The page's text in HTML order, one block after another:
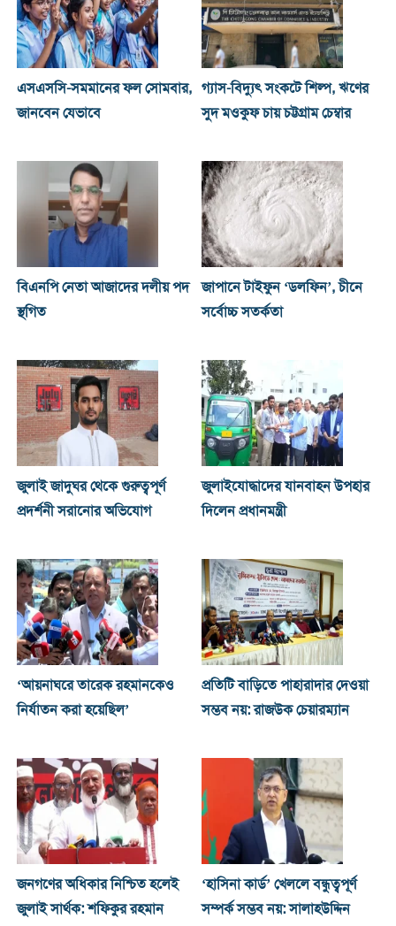
এসএসসি-সমমানের ফল সোমবার,
জানবেন যেভাবে
গ্যাস-বিদ্যুৎ সংকটে শিল্প, ঋণের
সুদ মওকুফ চায় চট্টগ্রাম চেম্বার
বিএনপি নেতা আজাদের দলীয় পদ
স্থগিত
জাপানে টাইফুন ‘ডলফিন’, চীনে
সর্বোচ্চ সতর্কতা
জুলাই জাদুঘর থেকে গুরুত্বপূর্ণ
প্রদর্শনী সরানোর অভিযোগ
জুলাইযোদ্ধাদের যানবাহন উপহার
দিলেন প্রধানমন্ত্রী
‘আয়নাঘরে তারেক রহমানকেও
নির্যাতন করা হয়েছিল’
প্রতিটি বাড়িতে পাহারাদার দেওয়া
সম্ভব নয়: রাজউক চেয়ারম্যান
জনগণের অধিকার নিশ্চিত হলেই
জুলাই সার্থক: শফিকুর রহমান
‘হাসিনা কার্ড’ খেললে বন্ধুত্বপূর্ণ
সম্পর্ক সম্ভব নয়: সালাহউদ্দিন